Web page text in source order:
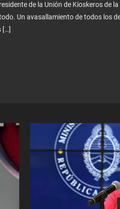
de la Unión de Kioskeros de
Un avasallamiento de todos los
[…]